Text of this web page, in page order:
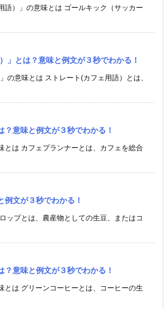
語）」の意味とは ゴールキック（サッカー
」とは？意味と例文が３秒でわかる！
の意味とは ストレート(カフェ用語）とは、
？意味と例文が３秒でわかる！
とは カフェプランナーとは、カフェを総合
例文が３秒でわかる！
ップとは、農産物としての生豆、またはコ
？意味と例文が３秒でわかる！
とは グリーンコーヒーとは、コーヒーの生